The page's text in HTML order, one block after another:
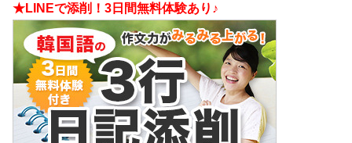
★LINEで添削！3日間無料体験あり♪